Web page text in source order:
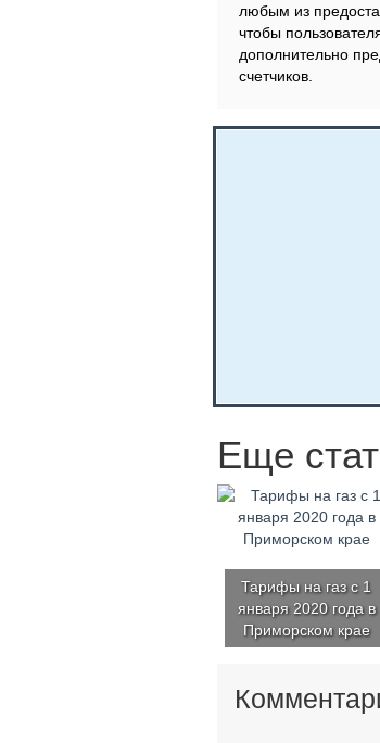
любым из
чтобы
дополнительно
счетчиков.
Еще
Тарифы на газ с 1
января 2020 года в
Приморском крае